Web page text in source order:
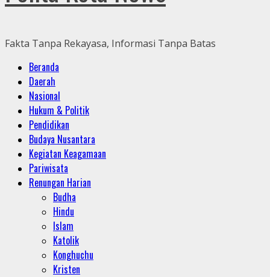
Fakta Tanpa Rekayasa, Informasi Tanpa Batas
Primary
Menu
Beranda
Daerah
Nasional
Hukum & Politik
Pendidikan
Budaya Nusantara
Kegiatan Keagamaan
Pariwisata
Renungan Harian
Budha
Hindu
Islam
Katolik
Konghuchu
Kristen